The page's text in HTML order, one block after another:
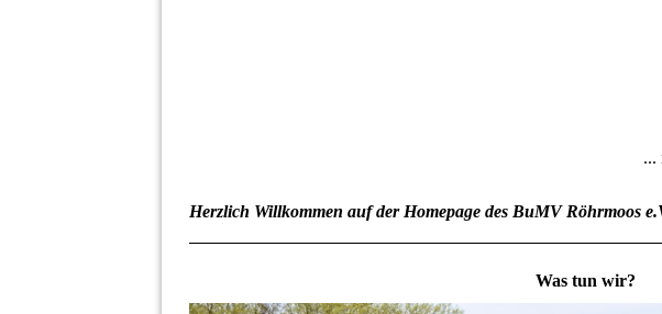
...
Herzlich Willkommen auf der Homepage des BuMV Röhrmoos
Was tun wir?